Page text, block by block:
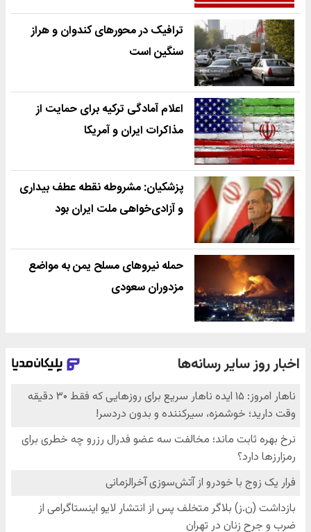
ترافیک در محورهای کندوان و هراز
سنگین است
اعلام آمادگی ترکیه برای حمایت از
مذاکرات ایران و آمریکا
پزشکیان: مشروطه نقطه عطف بیداری
و آزادی‌خواهی ملت ایران بود
حمله نیروهای مسلح یمن به مواضع
مزدوران سعودی